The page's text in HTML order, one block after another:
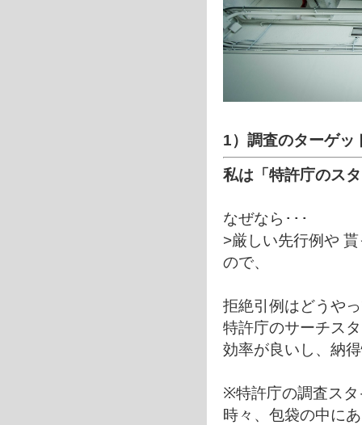
1）調査のターゲッ
私は「特許庁のス
なぜなら･･･
>厳しい先行例や
ので、
拒絶引例はどうや
特許庁のサーチス
効率が良いし、納
※特許庁の調査スタ
時々、包袋の中に